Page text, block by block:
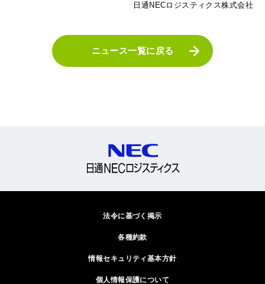
日通NECロジスティクス株式会社
ニュース一覧に戻る
法令に基づく掲示
各種約款
情報セキュリティ基本方針
個人情報保護について